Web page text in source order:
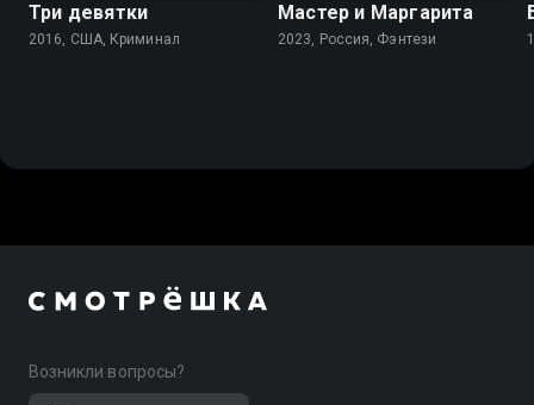
Три девятки
2016, США, Криминал
Мастер и Маргарита
2023, Россия, Фэнтези
Возникли вопросы?